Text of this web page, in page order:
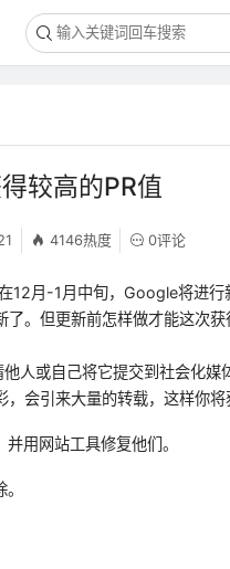
较高的PR值
4146热度 0评论
12月-1月中旬，Google将进
了。但更新前怎样做才能这次
人或自己将它提交到社会化
会引来大量的转载，这样你将
用网站工具修复他们。